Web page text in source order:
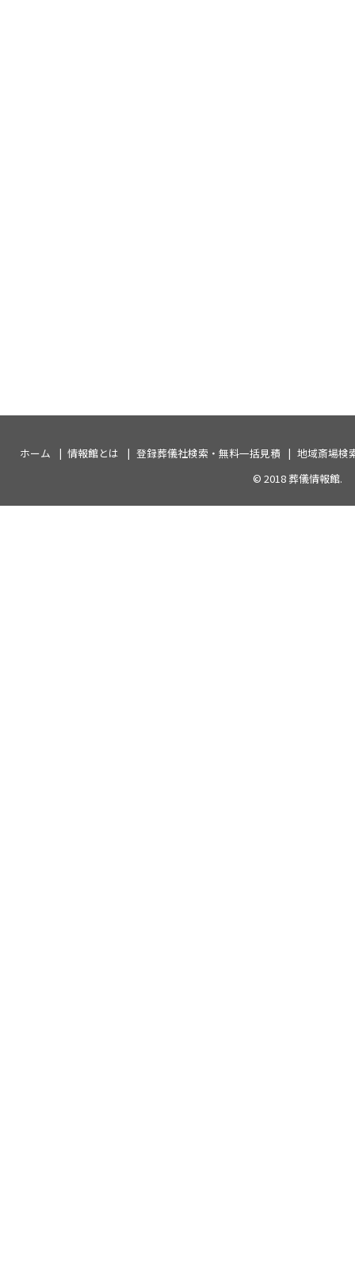
ホーム 情報館とは 登録葬儀社検索・無料一括見積
地域斎場検
© 2018葬儀情報館.